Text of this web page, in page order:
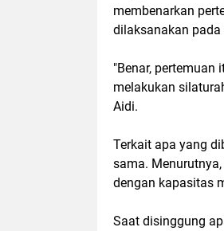
membenarkan
dilaksanakan
"Benar, pertemuan
melakukan
Aidi.
Terkait apa yang
sama.
dengan kapasitas
Saat disinggung